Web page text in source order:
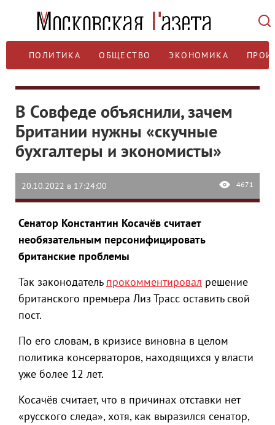
ПОЛИТИКА ОБЩЕСТВО ЭКОНОМИКА
В Совфеде объяснили, зачем
Британии нужны «скучные
бухгалтеры и экономисты»
20.10.2022 в 17:24:00 4671
Сенатор Константин Косачёв считает
необязательным персонифицировать
британские проблемы
Так законодатель прокомментировал решение
британского премьера Лиз Трасс оставить свой
пост.
По его словам, в кризисе виновна в целом
политика консерваторов, находящихся у власти
уже более 12 лет.
Косачёв считает, что в причинах отставки нет
«русского следа», хотя, как выразился сенатор,